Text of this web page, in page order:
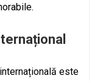
este